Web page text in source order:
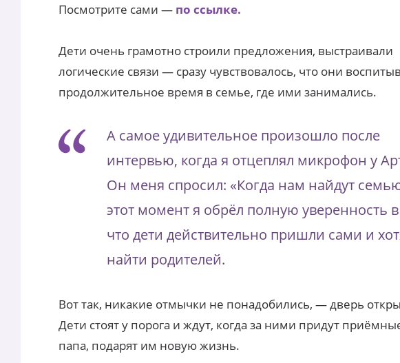
Посмотрите сами — по ссылке.
Дети очень грамотно строили предложения, выстраивали
логические связи — сразу чувствовалось, что они
продолжительное время в семье, где ими занимались.
А самое удивительное произошло после
интервью, когда я отцеплял микрофон у
Он меня спросил: «Когда нам найдут
этот момент я обрёл полную уверенность
что дети действительно пришли сами и
найти родителей.
Вот так, никакие отмычки не понадобились, — дверь
Дети стоят у порога и ждут, когда за ними придут
папа, подарят им новую жизнь.